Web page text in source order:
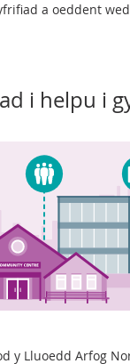
a oeddent
i helpu i
y Lluoedd Arfog